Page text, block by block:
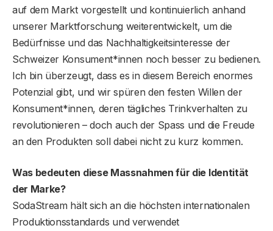
auf dem Markt vorgestellt und kontinuierlich anhand
unserer Marktforschung weiterentwickelt, um die
Bedürfnisse und das Nachhaltigkeitsinteresse der
Schweizer Konsument*innen noch besser zu bedienen.
Ich bin überzeugt, dass es in diesem Bereich enormes
Potenzial gibt, und wir spüren den festen Willen der
Konsument*innen, deren tägliches Trinkverhalten zu
revolutionieren – doch auch der Spass und die Freude
an den Produkten soll dabei nicht zu kurz kommen.
Was bedeuten diese Massnahmen für die Identität
der Marke?
SodaStream hält sich an die höchsten internationalen
Produktionsstandards und verwendet